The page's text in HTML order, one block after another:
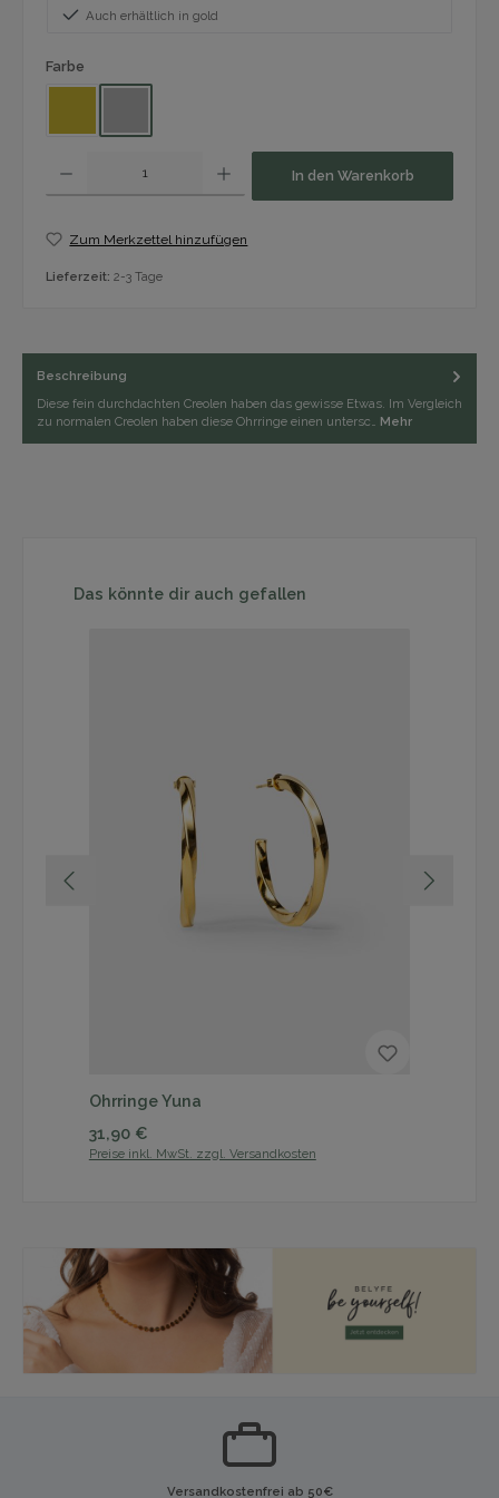
Auch erhältlich in gold
Farbe
In den Warenkorb
Zum Merkzettel hinzufügen
Lieferzeit: 2-3 Tage
Beschreibung
Diese fein durchdachten Creolen haben das gewisse Etwas. Im Vergleich
zu normalen Creolen haben diese Ohrringe einen untersc… Mehr
Produktgalerie überspringen
Das könnte dir auch gefallen
Ohrringe Yuna
Regulärer Preis:
31,90 €
Preise inkl. MwSt. zzgl. Versandkosten
Versandkostenfrei ab 50€